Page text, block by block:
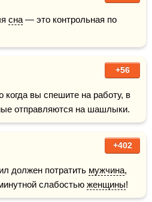
сна
+56
когда вы спешите на работу, в
отправляются на шашлыки.
+402
должен потратить мужчина,
слабостью женщины!